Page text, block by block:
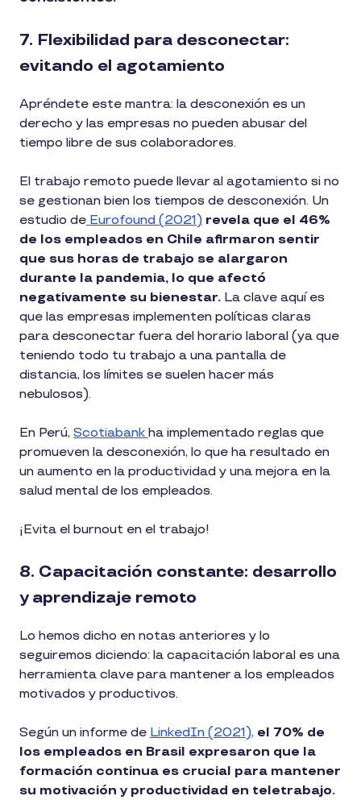
7. Flexibilidad para desconectar:
evitando el agotamiento
Apréndete este mantra: la desconexión es un
derecho y las empresas no pueden abusar del
tiempo libre de sus colaboradores.
El trabajo remoto puede llevar al agotamiento si no
se gestionan bien los tiempos de desconexión. Un
estudio de Eurofound (2021) revela que el 46%
de los empleados en Chile afirmaron sentir
que sus horas de trabajo se alargaron
durante la pandemia, lo que afectó
negativamente su bienestar. La clave aquí es
que las empresas implementen políticas claras
para desconectar fuera del horario laboral (ya que
teniendo todo tu trabajo a una pantalla de
distancia, los límites se suelen hacer más
nebulosos).
En Perú, Scotiabank ha implementado reglas que
promueven la desconexión, lo que ha resultado en
un aumento en la productividad y una mejora en la
salud mental de los empleados.
¡Evita el burnout en el trabajo!
8. Capacitación constante: desarrollo
y aprendizaje remoto
Lo hemos dicho en notas anteriores y lo
seguiremos diciendo: la capacitación laboral es una
herramienta clave para mantener a los empleados
motivados y productivos.
Según un informe de LinkedIn (2021), el 70% de
los empleados en Brasil expresaron que la
formación continua es crucial para mantener
su motivación y productividad en teletrabajo.